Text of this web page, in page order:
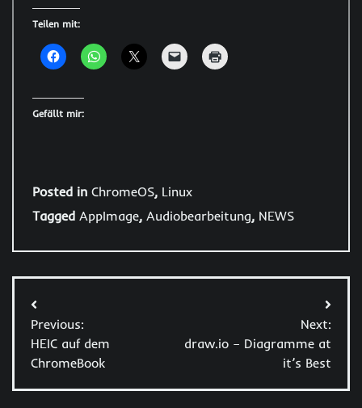
Teilen mit:
Gefällt mir:
Posted in ChromeOS, Linux
Tagged AppImage, Audiobearbeitung, NEWS
Beitragsnavigation
Previous:
HEIC auf dem
ChromeBook
Next:
draw.io – Diagramme at
it’s Best